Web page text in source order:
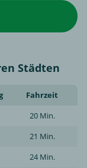
Städten
Fahrzeit
20 Min.
21 Min.
24 Min.